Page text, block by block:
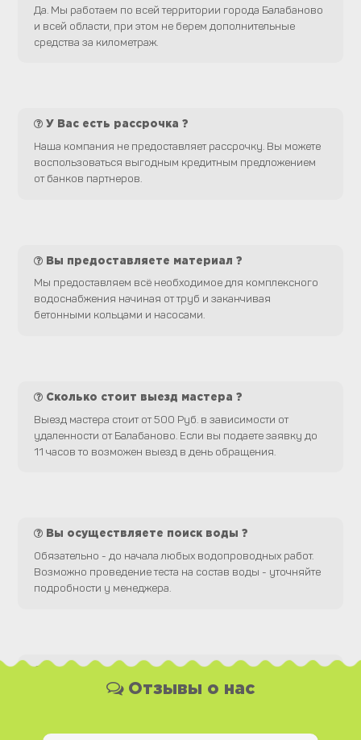
Да. Мы работаем по всей территории города Балабаново
и всей области, при этом не берем дополнительные
средства за километраж.
У Вас есть рассрочка ?
Наша компания не предоставляет рассрочку. Вы можете
воспользоваться выгодным кредитным предложением
от банков партнеров.
Вы предоставляете материал ?
Мы предоставляем всё необходимое для комплексного
водоснабжения начиная от труб и заканчивая
бетонными кольцами и насосами.
Сколько стоит выезд мастера ?
Выезд мастера стоит от 500 Руб. в зависимости от
удаленности от Балабаново. Если вы подаете заявку до
11 часов то возможен выезд в день обращения.
Вы осуществляете поиск воды ?
Обязательно - до начала любых водопроводных работ.
Возможно проведение теста на состав воды - уточняйте
подробности у менеджера.
Вы можете оплатить наши услуги и необходимые
Отзывы о нас